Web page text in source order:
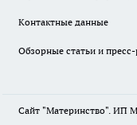
Контактные данные
Обзорные статьи и
Сайт "Материнство". ИП